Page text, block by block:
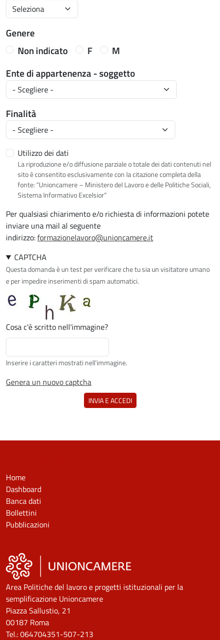
Genere
Non indicato
F
M
Ente di appartenenza - soggetto
Finalità
Utilizzo dei dati
La riproduzione e/o diffusione parziale o totale dei dati contenuti nel
sito è consentito esclusivamente con la citazione completa della
fonte: “Unioncamere – Ministero del Lavoro e delle Politiche Sociali,
Sistema Informativo Excelsior”
Per qualsiasi chiarimento e/o richiesta di informazioni potete
inviare una mail al seguente
indirizzo:formazionelavoro@unioncamere.it
CAPTCHA
Questa domanda è un test per verificare che tu sia un visitatore umano
e per impedire inserimenti di spam automatici.
Cosa c'è scritto nell'immagine?
Inserire i caratteri mostrati nell'immagine.
Genera un nuovo captcha
Home
Dashboard
Banca dati
Bollettini
Pubblicazioni
Area Politiche del lavoro e progetti istituzionali per la
semplificazione Unioncamere
Piazza Sallustio, 21
00187 Roma
Tel.: 064704351-507-213